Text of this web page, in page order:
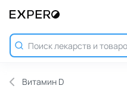
Витамин D